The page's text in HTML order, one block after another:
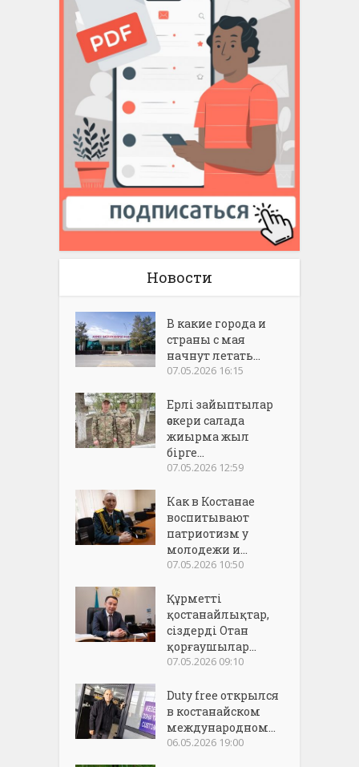
Новости
В какие города и
страны с мая
начнут летать...
07.05.2026 16:15
Ерлі зайыптылар
әскери салада
жиырма жыл
бірге...
07.05.2026 12:59
Как в Костанае
воспитывают
патриотизм у
молодежи и...
07.05.2026 10:50
Құрметті
қостанайлықтар,
сіздерді Отан
қорғаушылар...
07.05.2026 09:10
Duty free открылся
в костанайском
международном...
06.05.2026 19:00